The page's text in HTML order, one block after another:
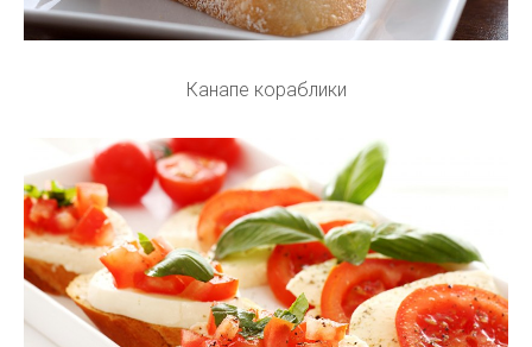
Канапе кораблики